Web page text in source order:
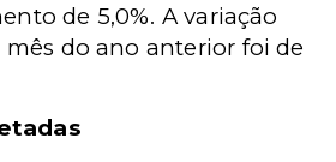
de 5,0%. A variação
do ano anterior foi de